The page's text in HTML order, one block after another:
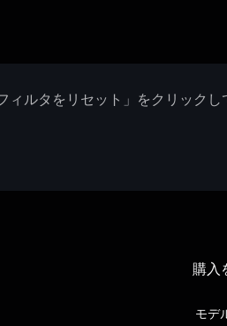
ルタをリセット」をクリック
購入
モデ